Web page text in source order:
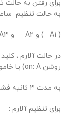
به حالت تنظیم
( A1 –) و A2 — و A3 (–) سه حالت تنظیم ساعت را نشان میدهد
روشن on: A) یا خاموش کرد، در این حالت کلید Set را
به مدت ۳ ثانیه فشار دهید تا وارد تنظیمات هر یک از آلارم ها شوید
برای تنظیم آلارم :